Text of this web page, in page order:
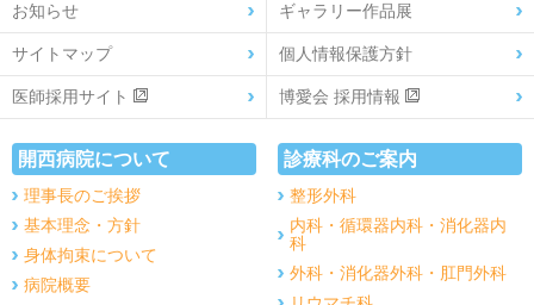
お知らせ ギャラリー作品展
サイトマップ 個人情報保護方針
医師採用サイト 博愛会 採用情報
開西病院について
理事長のご挨拶
基本理念・方針
身体拘束について
病院概要
診療科のご案内
整形外科
内科・循環器内科・消化器内
科
外科・消化器外科・肛門外科